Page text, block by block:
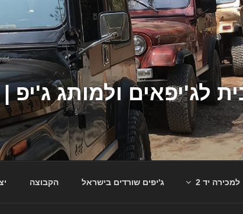
למכירה יד 2 ג'יפים שורדים בישראל הקבוצה